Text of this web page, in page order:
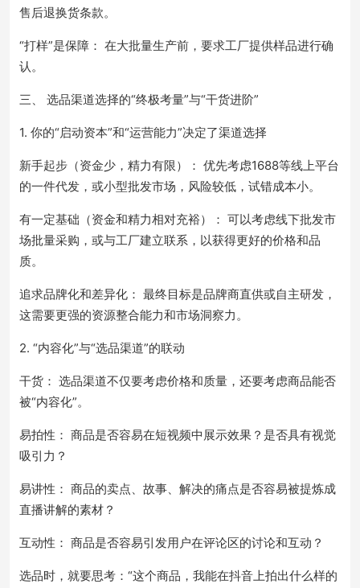
售后退换货条款。
“打样”是保障： 在大批量生产前，要求工厂提供样品进行确
认。
三、 选品渠道选择的“终极考量”与“干货进阶”
1. 你的“启动资本”和“运营能力”决定了渠道选择
新手起步（资金少，精力有限）： 优先考虑1688等线上平台
的一件代发，或小型批发市场，风险较低，试错成本小。
有一定基础（资金和精力相对充裕）： 可以考虑线下批发市
场批量采购，或与工厂建立联系，以获得更好的价格和品
质。
追求品牌化和差异化： 最终目标是品牌商直供或自主研发，
这需要更强的资源整合能力和市场洞察力。
2. “内容化”与“选品渠道”的联动
干货： 选品渠道不仅要考虑价格和质量，还要考虑商品能否
被“内容化”。
易拍性： 商品是否容易在短视频中展示效果？是否具有视觉
吸引力？
易讲性： 商品的卖点、故事、解决的痛点是否容易被提炼成
直播讲解的素材？
互动性： 商品是否容易引发用户在评论区的讨论和互动？
选品时，就要思考：“这个商品，我能在抖音上拍出什么样的